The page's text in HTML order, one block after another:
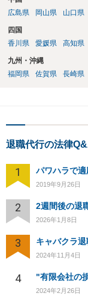
広島県
岡山県 山口県
四国
香川県
愛媛県 高知県
九州・沖縄
福岡県
佐賀県 長崎県
退職代行の法律
1
2019年9月26日
2 2週間後の退
2026年1月8日
3 キャバクラ
2024年11月4日
4 "有限会社の
2024年2月26日